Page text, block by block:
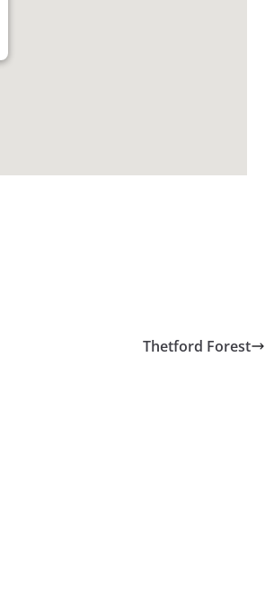
Thetford Forest